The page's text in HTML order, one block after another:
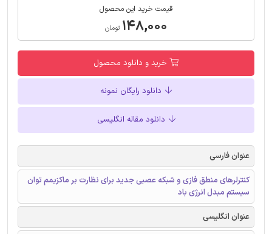
قیمت خرید این محصول
۱۴۸,۰۰۰ تومان
خرید و دانلود محصول
دانلود رایگان نمونه
دانلود مقاله انگلیسی
عنوان فارسی
کنترلرهای منطق فازی و شبکه عصبی جدید برای نظارت بر ماکزیمم توان
سیستم مبدل انرژی باد
عنوان انگلیسی